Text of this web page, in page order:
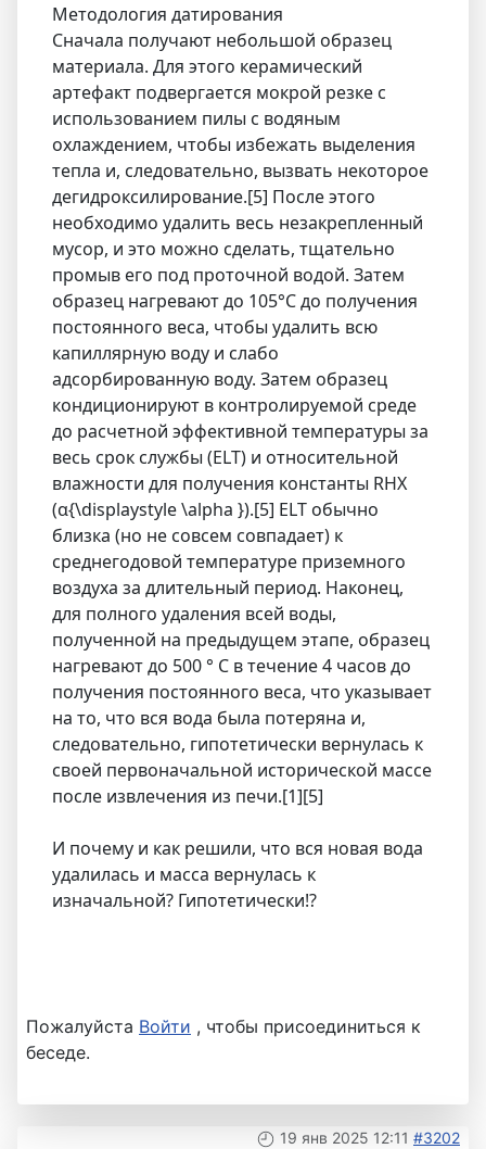
Методология датирования
Сначала получают небольшой образец
материала. Для этого керамический
артефакт подвергается мокрой резке с
использованием пилы с водяным
охлаждением, чтобы избежать выделения
тепла и, следовательно, вызвать некоторое
дегидроксилирование.[5] После этого
необходимо удалить весь незакрепленный
мусор, и это можно сделать, тщательно
промыв его под проточной водой. Затем
образец нагревают до 105°C до получения
постоянного веса, чтобы удалить всю
капиллярную воду и слабо
адсорбированную воду. Затем образец
кондиционируют в контролируемой среде
до расчетной эффективной температуры за
весь срок службы (ELT) и относительной
влажности для получения константы RHX
(α{\displaystyle \alpha }).[5] ELT обычно
близка (но не совсем совпадает) к
среднегодовой температуре приземного
воздуха за длительный период. Наконец,
для полного удаления всей воды,
полученной на предыдущем этапе, образец
нагревают до 500 ° C в течение 4 часов до
получения постоянного веса, что указывает
на то, что вся вода была потеряна и,
следовательно, гипотетически вернулась к
своей первоначальной исторической массе
после извлечения из печи.[1][5]
И почему и как решили, что вся новая вода
удалилась и масса вернулась к
изначальной? Гипотетически!?
Пожалуйста Войти , чтобы присоединиться к
беседе.
19 янв 2025 12:11 #3202